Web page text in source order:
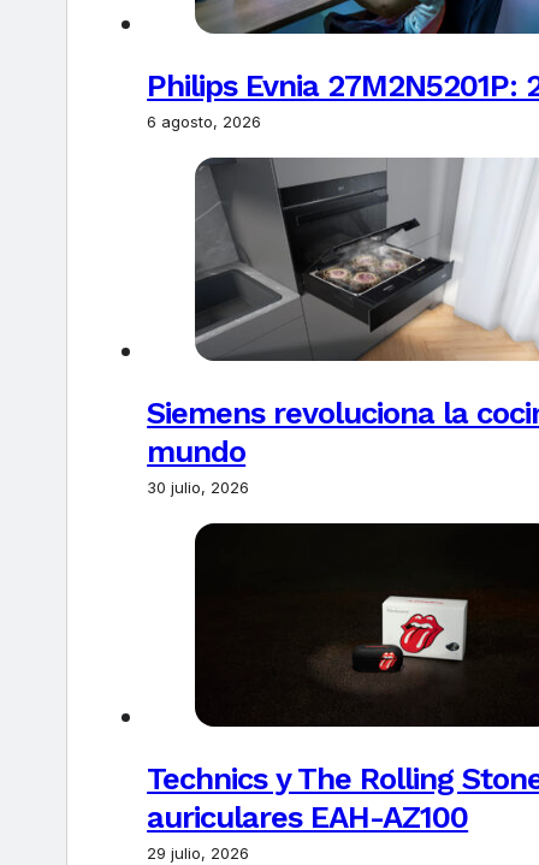
Philips Evnia
6 agosto, 2026
Siemens revoluciona la
mundo
30 julio, 2026
Technics y The Rolling
auriculares EAH-AZ100
29 julio, 2026